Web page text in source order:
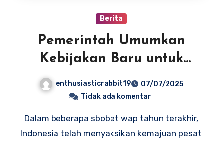
Berita
Pemerintah Umumkan
Kebijakan Baru untuk
Meningkatkan Ekonomi
Digital di Indonesia
enthusiasticrabbit19
07/07/2025
Tidak ada komentar
Dalam beberapa sbobet wap tahun terakhir,
Indonesia telah menyaksikan kemajuan pesat